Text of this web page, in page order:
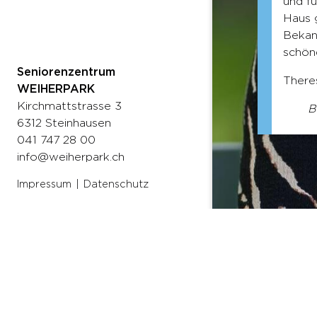
Seniorenzentrum
WEIHERPARK
Kirchmattstrasse 3
6312 Steinhausen
041 747 28 00
info@weiherpark.ch
Impressum Datenschutz
Haus
feiern
Anita
mag